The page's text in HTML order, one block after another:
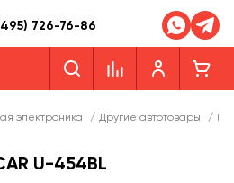
726-76-86
электроника / Другие автотовары /
U-454BL